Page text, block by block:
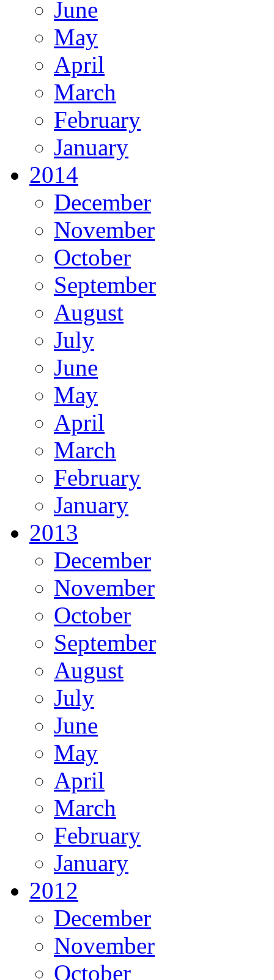
June
May
April
March
February
January
2014
December
November
October
September
August
July
June
May
April
March
February
January
2013
December
November
October
September
August
July
June
May
April
March
February
January
2012
December
November
October